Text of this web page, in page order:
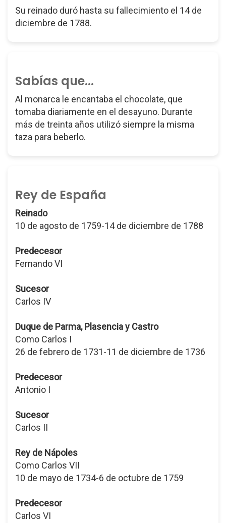
Su reinado duró hasta su fallecimiento el 14 de
diciembre de 1788.
Sabías que...
Al monarca le encantaba el chocolate, que
tomaba diariamente en el desayuno. Durante
más de treinta años utilizó siempre la misma
taza para beberlo.
Rey de España
Reinado
10 de agosto de 1759-14 de diciembre de 1788
Predecesor
Fernando VI
Sucesor
Carlos IV
Duque de Parma, Plasencia y Castro
Como Carlos I
26 de febrero de 1731-11 de diciembre de 1736
Predecesor
Antonio I
Sucesor
Carlos II
Rey de Nápoles
Como Carlos VII
10 de mayo de 1734-6 de octubre de 1759
Predecesor
Carlos VI